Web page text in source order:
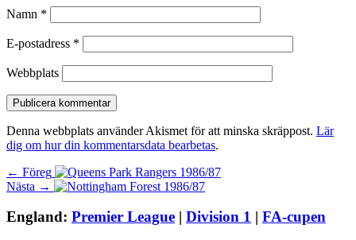
Namn *
E-postadress *
Webbplats
Denna webbplats använder Akismet för att minska skräppost. Lär
dig om hur din kommentarsdata bearbetas.
Inläggsnavigering
← Föreg Föregående
inlägg:
Nästa → Nästa
England: Premier League | Division 1 | FA-cupen